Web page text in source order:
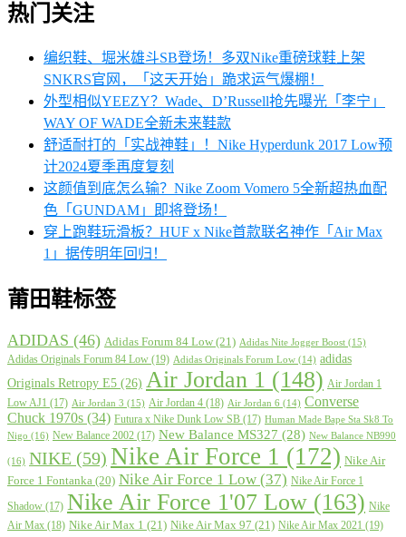
热门关注
编织鞋、堀米雄斗SB登场！多双Nike重磅球鞋上架
SNKRS官网，「这天开始」跪求运气爆棚！
外型相似YEEZY？Wade、D’Russell抢先曝光「李宁」
WAY OF WADE全新未来鞋款
舒适耐打的「实战神鞋」！Nike Hyperdunk 2017 Low预
计2024夏季再度复刻
这颜值到底怎么输？Nike Zoom Vomero 5全新超热血配
色「GUNDAM」即将登场！
穿上跑鞋玩滑板？HUF x Nike首款联名神作「Air Max
1」据传明年回归！
莆田鞋标签
ADIDAS (46) Adidas Forum 84 Low (21) Adidas Nite Jogger Boost (15)
Adidas Originals Forum 84 Low (19) Adidas Originals Forum Low (14) adidas
Originals Retropy E5 (26) Air Jordan 1 (148) Air Jordan 1
Low AJ1 (17) Air Jordan 3 (15) Air Jordan 4 (18) Air Jordan 6 (14) Converse
Chuck 1970s (34) Futura x Nike Dunk Low SB (17) Human Made Bape Sta Sk8 To
Nigo (16) New Balance 2002 (17) New Balance MS327 (28) New Balance NB990
(16) NIKE (59) Nike Air Force 1 (172) Nike Air
Force 1 Fontanka (20) Nike Air Force 1 Low (37) Nike Air Force 1
Shadow (17) Nike Air Force 1'07 Low (163) Nike
Air Max (18) Nike Air Max 1 (21) Nike Air Max 97 (21) Nike Air Max 2021 (19)